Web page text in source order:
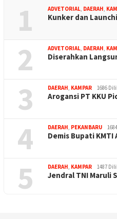
1 ADVETORIAL, DAERAH,
Kunker dan
2 ADVETORIAL, DAERAH,
Diserahkan
3 DAERAH, KAMPAR 1686
Arogansi PT KKU
4 DAERAH, PEKANBARU
Demis Bupati KMTI
5 DAERAH, KAMPAR 1487
Jendral TNI Maruli